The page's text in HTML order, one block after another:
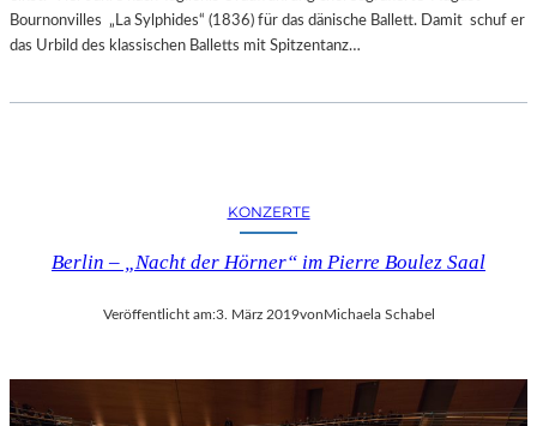
Bournonvilles „La Sylphides“ (1836) für das dänische Ballett. Damit schuf er
das Urbild des klassischen Balletts mit Spitzentanz…
KONZERTE
Berlin – „Nacht der Hörner“ im Pierre Boulez Saal
Veröffentlicht am:3. März 2019von Michaela Schabel